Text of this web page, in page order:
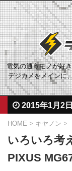
電気の通うモノが好
デジカメをメインに
2015年1月2日
HOME > キヤノン >
いろいろ考
PIXUS